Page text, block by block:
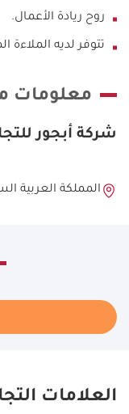
روح ريادة الأعمال.
تتوفر لديه الملاءة
معلومات
شركة أبجور
المملكة العربية
العلامات